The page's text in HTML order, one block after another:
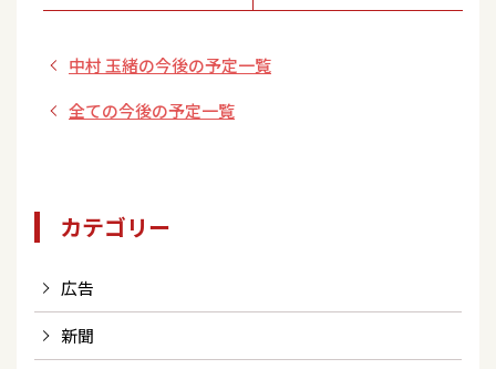
中村 玉緒の今後の予定一覧
全ての今後の予定一覧
カテゴリー
広告
新聞